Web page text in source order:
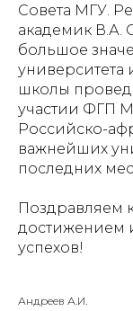
Совета МГУ.
академик В.А.
большое
школы
участии ФГП
Российско-
важнейших
последних
Поздравляем
достижением
успехов!
Андреев А.И.